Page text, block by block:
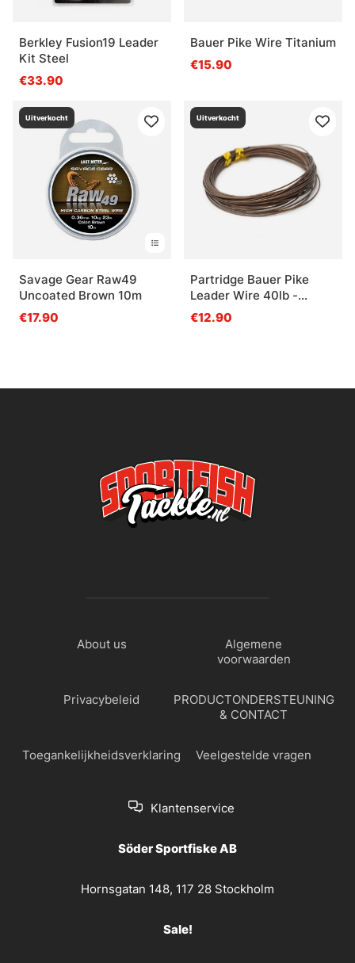
Berkley Fusion19 Leader
Kit Steel
€33.90
Bauer Pike Wire Titanium
€15.90
Uitverkocht
Savage Gear Raw49
Uncoated Brown 10m
€17.90
Uitverkocht
Partridge Bauer Pike
Leader Wire 40lb -
Brown
€12.90
About us
Algemene
voorwaarden
Privacybeleid
PRODUCTONDERSTEUNING
& CONTACT
Toegankelijkheidsverklaring Veelgestelde vragen
Klantenservice
Söder Sportfiske AB
Hornsgatan 148, 117 28 Stockholm
Sale!